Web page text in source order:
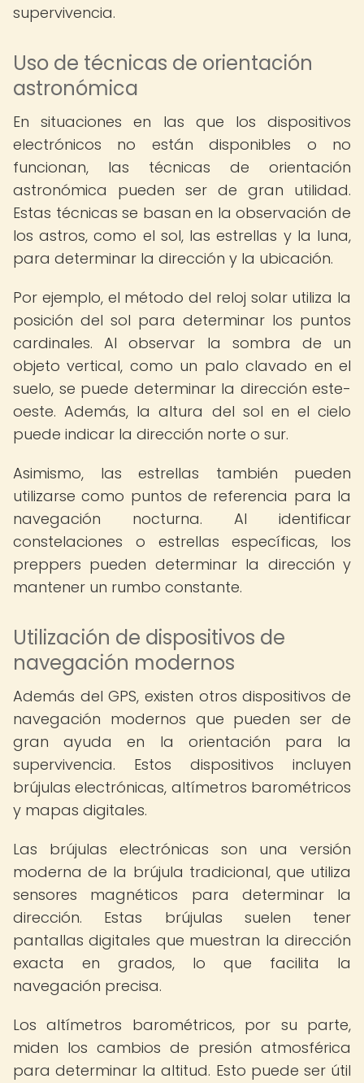
supervivencia.
Uso de técnicas de orientación
astronómica
En situaciones en las que los dispositivos
electrónicos no están disponibles o no
funcionan, las técnicas de orientación
astronómica pueden ser de gran utilidad.
Estas técnicas se basan en la observación de
los astros, como el sol, las estrellas y la luna,
para determinar la dirección y la ubicación.
Por ejemplo, el método del reloj solar utiliza la
posición del sol para determinar los puntos
cardinales. Al observar la sombra de un
objeto vertical, como un palo clavado en el
suelo, se puede determinar la dirección este-
oeste. Además, la altura del sol en el cielo
puede indicar la dirección norte o sur.
Asimismo, las estrellas también pueden
utilizarse como puntos de referencia para la
navegación nocturna. Al identificar
constelaciones o estrellas específicas, los
preppers pueden determinar la dirección y
mantener un rumbo constante.
Utilización de dispositivos de
navegación modernos
Además del GPS, existen otros dispositivos de
navegación modernos que pueden ser de
gran ayuda en la orientación para la
supervivencia. Estos dispositivos incluyen
brújulas electrónicas, altímetros barométricos
y mapas digitales.
Las brújulas electrónicas son una versión
moderna de la brújula tradicional, que utiliza
sensores magnéticos para determinar la
dirección. Estas brújulas suelen tener
pantallas digitales que muestran la dirección
exacta en grados, lo que facilita la
navegación precisa.
Los altímetros barométricos, por su parte,
miden los cambios de presión atmosférica
para determinar la altitud. Esto puede ser útil